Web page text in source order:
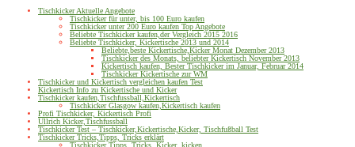
Tischkicker Aktuelle Angebote
Tischkicker für unter, bis 100 Euro kaufen
Tischkicker unter 200 Euro kaufen Top Angebote
Beliebte Tischkicker kaufen,der Vergleich 2015 2016
Beliebte Tischkicker, Kickertische 2013 und 2014
Beliebte,beste Kickertische,Kicker Monat Dezember 2013
Tischkicker des Monats, beliebter Kickertisch November 2013
Kickertisch kaufen, Bester Tischkicker im Januar, Februar 2014
Tischkicker Kickertische zur WM
Tischkicker und Kickertisch vergleichen kaufen Test
Kickertisch Info zu Kickertische und Kicker
Tischkicker kaufen,Tischfussball,Kickertisch
Tischkicker Glasgow kaufen,Kickertisch kaufen
Profi Tischkicker, Kickertisch Profi
Ullrich Kicker,Tischfussball
Tischkicker Test – Tischkicker,Kickertische,Kicker, Tischfußball Test
Tischkicker Tricks,Tipps, Tricks erklärt
Tischkicker Tipps, Tricks, Kicker, kicken